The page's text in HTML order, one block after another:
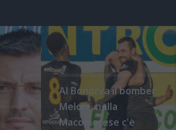
Al Bonorva il bomber
Meloni, nella
Macomerese c'è